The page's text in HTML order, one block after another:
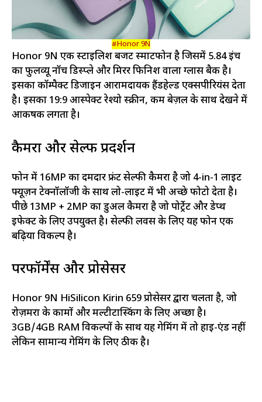
#Honor 9N
Honor 9N एक स्टाइलिश बजट स्मार्टफोन है जिसमें 5.84 इंच
का फुलव्यू नॉच डिस्प्ले और मिरर फिनिश वाला ग्लास बैक है।
इसका कॉम्पैक्ट डिजाइन आरामदायक हैंडहेल्ड एक्सपीरियंस देता
है। इसका 19:9 आस्पेक्ट रेश्यो स्क्रीन, कम बेज़ल के साथ देखने में
आकर्षक लगता है।
कैमरा और सेल्फी प्रदर्शन
फोन में 16MP का दमदार फ्रंट सेल्फी कैमरा है जो 4-in-1 लाइट
फ्यूज़न टेक्नॉलॉजी के साथ लो-लाइट में भी अच्छे फोटो देता है।
पीछे 13MP + 2MP का डुअल कैमरा है जो पोर्ट्रेट और डेप्थ
इफेक्ट के लिए उपयुक्त है। सेल्फी लवर्स के लिए यह फोन एक
बढ़िया विकल्प है।
परफॉर्मेंस और प्रोसेसर
Honor 9N HiSilicon Kirin 659 प्रोसेसर द्वारा चलता है, जो
रोज़मर्रा के कामों और मल्टीटास्किंग के लिए अच्छा है।
3GB/4GB RAM विकल्पों के साथ यह गेमिंग में तो हाई-एंड नहीं
लेकिन सामान्य गेमिंग के लिए ठीक है।